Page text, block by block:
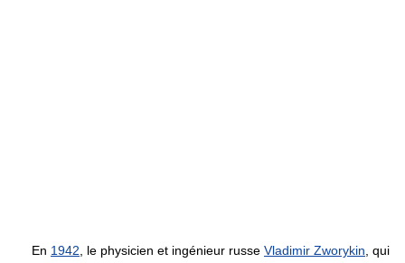
En 1942 , le physicien et ingénieur russe Vladimir Zworykin , qui